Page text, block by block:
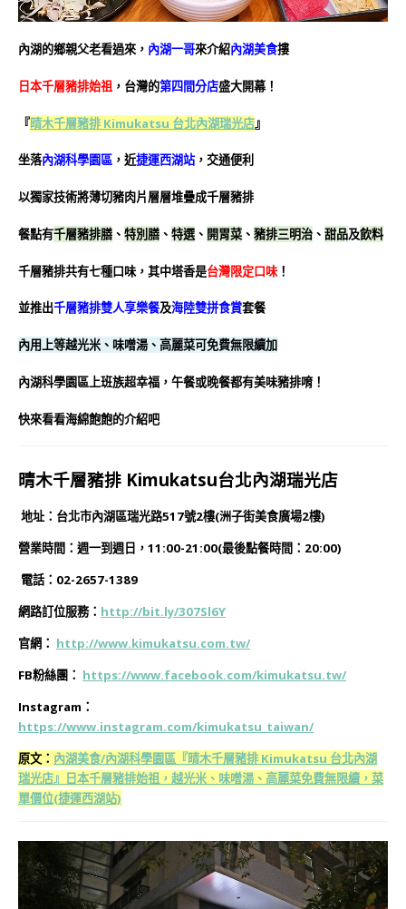
內湖的鄉親父老看過來， 內湖一哥來介紹內湖美食摟
日本千層豬排始祖 ，台灣的第四間分店盛大開幕！
『晴木千層豬排 Kimukatsu 台北內湖瑞光店』
坐落內湖科學園區 ，近捷運西湖站，交通便利
以獨家技術將薄切豬肉片層層堆疊成千層豬排
餐點有千層豬排膳 、 特別膳 、 特選 、 開胃菜 、 豬排三明治 、 甜品及飲料
千層豬排共有七種口味，其中塔香是台灣限定口味！
並推出千層豬排雙人享樂餐及海陸雙拼食賞套餐
內用上等越光米、味噌湯、高麗菜可免費無限續加
內湖科學園區上班族超幸福，午餐或晚餐都有美味豬排唷！
快來看看海綿飽飽的介紹吧
晴木千層豬排 Kimukatsu台北內湖瑞光店
地址：台北市內湖區瑞光路517號2樓(洲子街美食廣場2樓)
營業時間：週一到週日，11:00-21:00(最後點餐時間：20:00)
電話：02-2657-1389
網路訂位服務： http://bit.ly/307Sl6Y
官網： http://www.kimukatsu.com.tw/
FB粉絲團： https://www.facebook.com/kimukatsu.tw/
Instagram：
https://www.instagram.com/kimukatsu_taiwan/
原文： 內湖美食/內湖科學園區『晴木千層豬排 Kimukatsu 台北內湖
瑞光店』日本千層豬排始祖，越光米、味噌湯、高麗菜免費無限續，菜
單價位(捷運西湖站)